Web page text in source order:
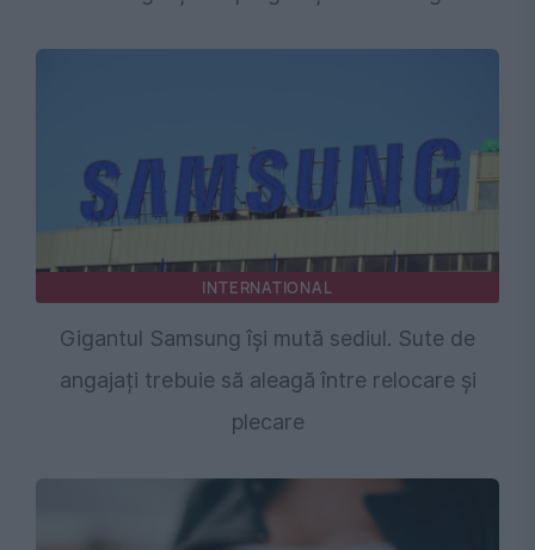
INTERNATIONAL
Gigantul Samsung își mută sediul. Sute de
angajați trebuie să aleagă între relocare și
plecare